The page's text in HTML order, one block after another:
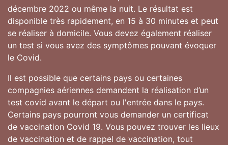
décembre 2022 ou même la nuit. Le résultat est
disponible très rapidement, en 15 à 30 minutes et peut
se réaliser à domicile. Vous devez également réaliser
un test si vous avez des symptômes pouvant évoquer
le Covid.
Il est possible que certains pays ou certaines
compagnies aériennes demandent la réalisation d’un
test covid avant le départ ou l'entrée dans le pays.
Certains pays pourront vous demander un certificat
de vaccination Covid 19. Vous pouvez trouver les lieux
de vaccination et de rappel de vaccination, tout